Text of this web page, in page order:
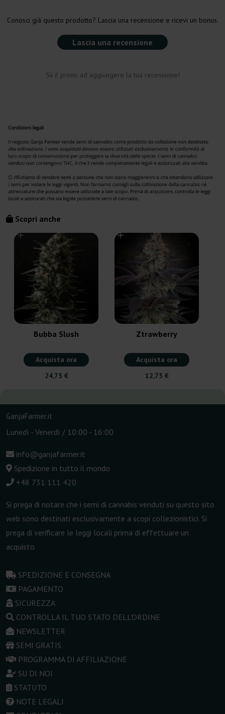
Conosci già questo prodotto? Lascia una recensione e ricevi un bonus.
Lascia una recensione
Sii il primo ad aggiungere la tua recensione!
Scopri anche
Bubba Slush
Acquista ora
24,75 €
Ztrawberry
Acquista ora
12,75 €
GanjaFarmer.it
Lunedì - Venerdì / 10:00 - 16:00
info@ganjafarmer.it
Spedizione in tutto il mondo
+48 731 111 420
Si prega di notare che i semi di cannabis venduti su questo sito
web sono destinati esclusivamente a scopi collezionistici. Si
prega di verificare le leggi locali prima di effettuare un
acquisto.
SPEDIZIONE E CONSEGNA
PAGAMENTO
SICUREZZA
CONTROLLA IL TUO STATO DELL'ORDINE
NEWSLETTER
SEMI GRATIS
PROGRAMMA DI AFFILIAZIONE
SU DI NOI
STATUTO
NOTE LEGALI